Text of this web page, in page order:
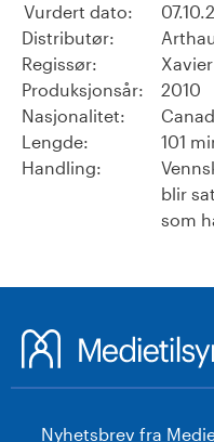
Vurdert dato:
Distributør:
Regissør:
Produksjonsår:
2010
Nasjonalitet:
Lengde:
101
Handling:
blir
som
Nyhetsbrev fra